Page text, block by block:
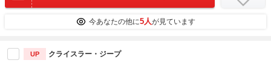
今あなたの他に5人が見ています
UP クライスラー・ジープ